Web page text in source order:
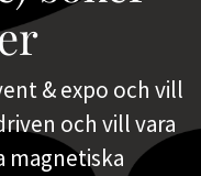
& expo och vill
och vill vara
magnetiska